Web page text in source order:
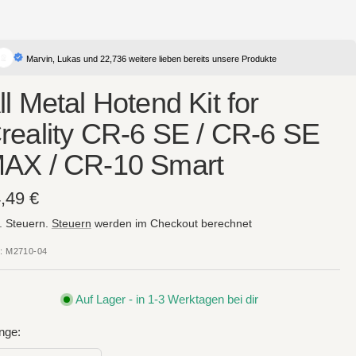
Marvin, Lukas und 22,736 weitere lieben bereits unsere Produkte
Metal Hotend Kit for
CR-6 SE / CR-6 SE
/ CR-10 Smart
€
Steuern. Steuern werden im Checkout berechnet
M2710-04
Auf Lager - in 1-3 Werktagen bei dir